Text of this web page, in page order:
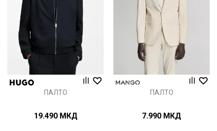
ПАЛТО
19.490 МКД
ПАЛТО
7.990 МКД